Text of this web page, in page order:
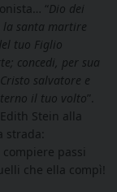
“Dio dei
santa martire
tuo Figlio
concedi, per sua
salvatore e
il tuo volto”.
Stein alla
passi
che ella compì!